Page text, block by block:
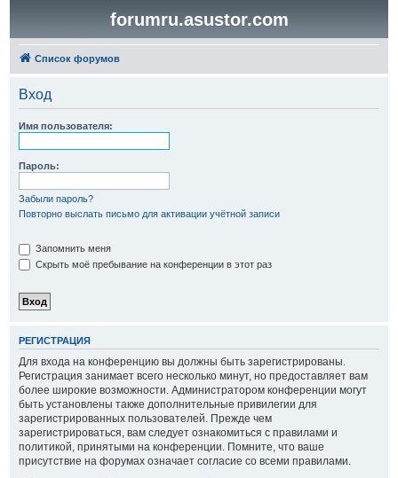
forumru.asustor.com
Список форумов
Вход
Имя пользователя:
Пароль:
Забыли пароль?
Повторно выслать письмо для активации учётной записи
Запомнить меня
Скрыть моё пребывание на конференции в этот раз
РЕГИСТРАЦИЯ
Для входа на конференцию вы должны быть зарегистрированы.
Регистрация занимает всего несколько минут, но предоставляет вам
более широкие возможности. Администратором конференции могут
быть установлены также дополнительные привилегии для
зарегистрированных пользователей. Прежде чем
зарегистрироваться, вам следует ознакомиться с правилами и
политикой, принятыми на конференции. Помните, что ваше
присутствие на форумах означает согласие со всеми правилами.